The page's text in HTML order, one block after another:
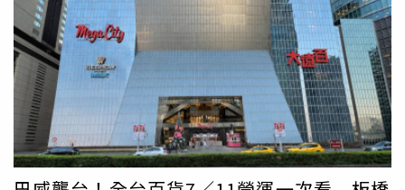
杉磯格拉納達山（Granada Hills）一間Vons超市。當時一
名顧客在店內烘焙區突然出現醫療緊急狀況，在公司任職長
達27年的值班主管帕茲恩霍納史密斯（Paszion Horner-
Smith）與另一名員工發現後，立即上前施以心肺復甦術。
洛杉磯消防局表示，救援人員於當晚7時過後接獲心臟驟停
通報，隨即趕往現場處理，但該名顧客最終仍不幸身亡。霍
納史密斯表示，自己在公司工作27年，從未碰過類似情況，
然而真正令她無法接受的，是公司在顧客死亡後的處理方
式。她指稱，總公司管理人員透過店內監視器查看現場，隨